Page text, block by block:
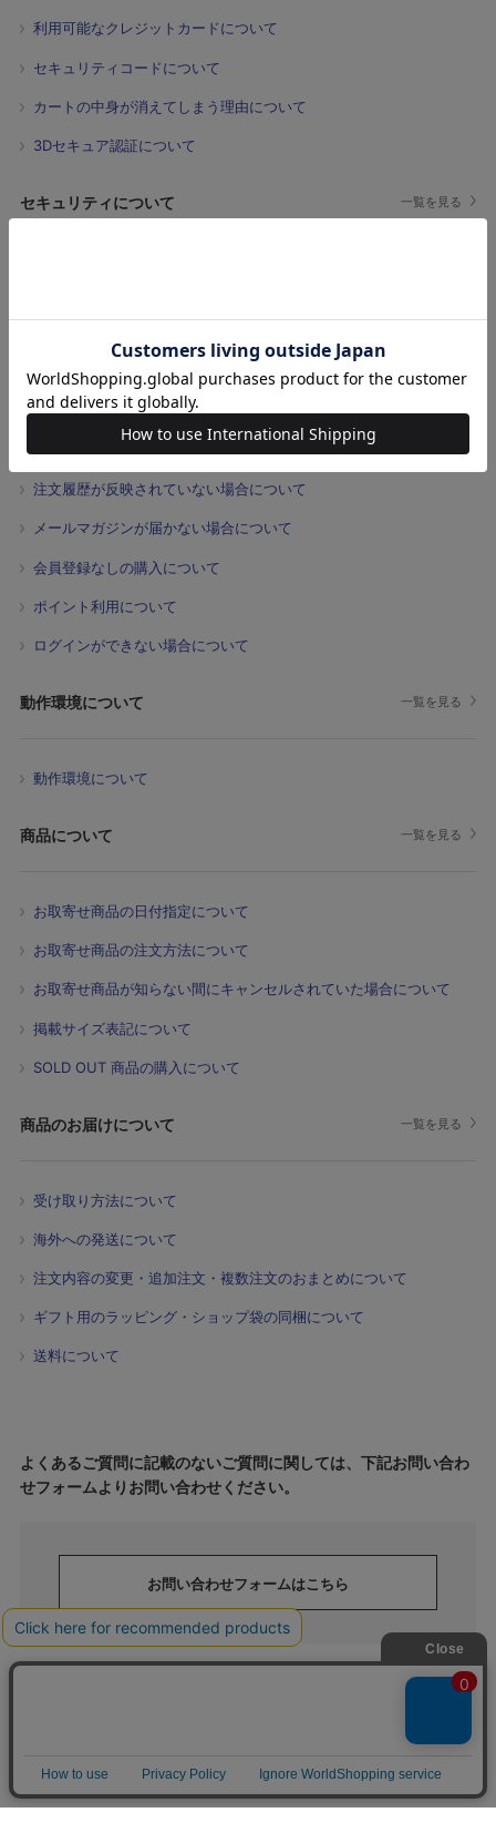
利用可能なクレジットカードについて
セキュリティコードについて
カートの中身が消えてしまう理由について
3Dセキュア認証について
セキュリティについて 一覧を見る
SSL通信について
個人情報保護方針について
会員サービスについて 一覧を見る
注文履歴が反映されていない場合について
メールマガジンが届かない場合について
会員登録なしの購入について
ポイント利用について
ログインができない場合について
動作環境について 一覧を見る
動作環境について
商品について 一覧を見る
お取寄せ商品の日付指定について
お取寄せ商品の注文方法について
お取寄せ商品が知らない間にキャンセルされていた場合について
掲載サイズ表記について
SOLD OUT 商品の購入について
商品のお届けについて 一覧を見る
受け取り方法について
海外への発送について
注文内容の変更・追加注文・複数注文のおまとめについて
ギフト用のラッピング・ショップ袋の同梱について
送料について
よくあるご質問に記載のないご質問に関しては、下記お問い合わ
せフォームよりお問い合わせください。
お問い合わせフォームはこちら